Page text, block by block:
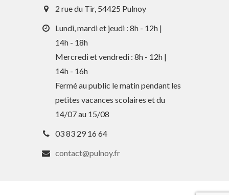
Guide des activités et services
Comptes rendus des Conseils
Tri / Déchets
2 rue du Tir, 54425 Pulnoy
Lundi, mardi et jeudi : 8h - 12h |
14h - 18h
Mercredi et vendredi : 8h - 12h |
14h - 16h
Fermé au public le matin pendant les
petites vacances scolaires et du
14/07 au 15/08
03 83 29 16 64
contact@pulnoy.fr